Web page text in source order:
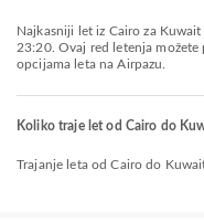
Najkasniji let iz Cairo za Kuwait sa kompanijom Jazeera Airways polazi u
23:20. Ovaj red letenja
opcijama leta na Airpazu.
Koliko traje let od Cairo do
Trajanje leta od Cairo do